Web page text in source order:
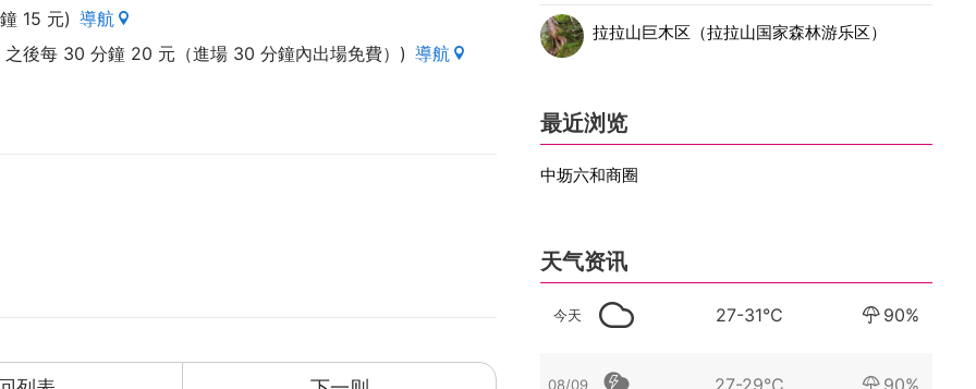
15 元) 導航
後每 30 分鐘 20 元（進場 30 分鐘內出場免費）) 導航
拉拉山巨木区（拉拉山国家森林游乐区）
最近浏览
中坜六和商圈
天气资讯
今天 27-31°C 90%
08/09 27-29°C 90%